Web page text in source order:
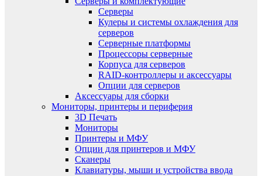
Серверы
Кулеры и системы охлаждения для
серверов
Серверные платформы
Процессоры серверные
Корпуса для серверов
RAID-контроллеры и аксессуары
Опции для серверов
Аксессуары для сборки
Мониторы, принтеры и периферия
3D Печать
Мониторы
Принтеры и МФУ
Опции для принтеров и МФУ
Сканеры
Клавиатуры, мыши и устройства ввода